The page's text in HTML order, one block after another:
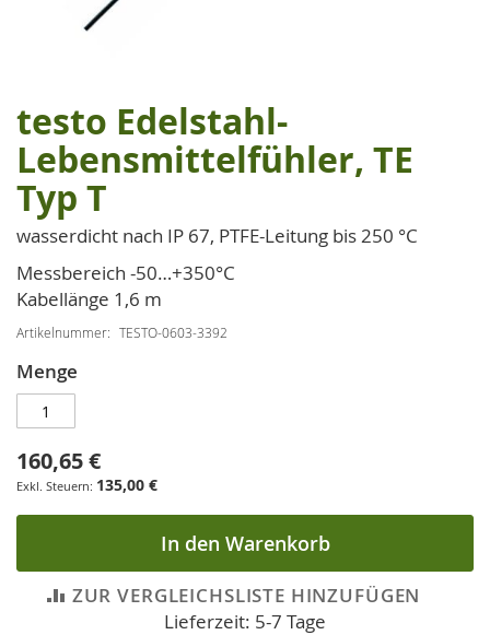
Zum
Anfang
der
Bildgalerie
springen
testo Edelstahl-
Lebensmittelfühler, TE
Typ T
wasserdicht nach IP 67, PTFE-Leitung bis 250 °C
Messbereich -50…+350°C
Kabellänge 1,6 m
Artikelnummer TESTO-0603-3392
Menge
160,65 €
135,00 €
In den Warenkorb
ZUR VERGLEICHSLISTE HINZUFÜGEN
Lieferzeit: 5-7 Tage